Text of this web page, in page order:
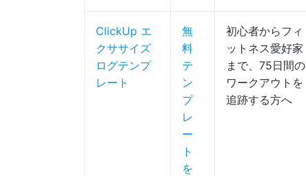
ClickUp エ
クササイズ
ログテンプ
レート
無
料
テ
ン
プ
レ
ー
ト
を
初心者からフィ
ットネス愛好家
まで、75日間の
ワークアウトを
追跡する方へ